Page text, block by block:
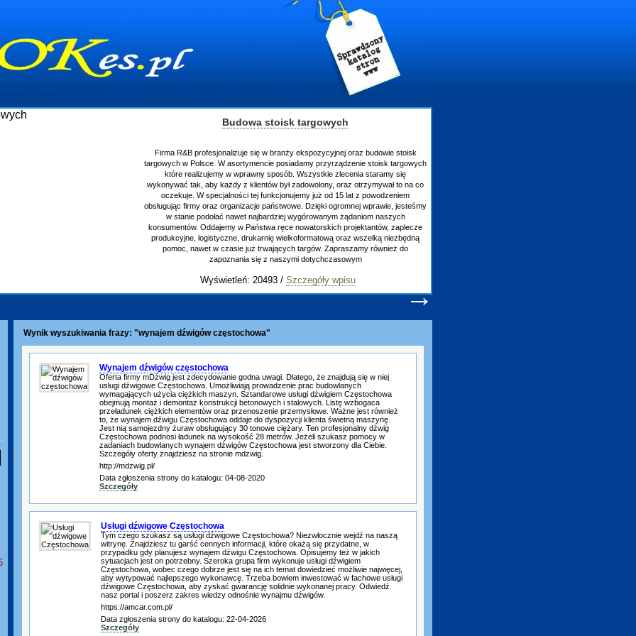
Budowa stoisk targowych
Firma R&B profesjonalizuje się w branży ekspozycyjnej oraz budowie stoisk
targowych w Polsce. W asortymencie posiadamy przyrządzenie stoisk targowych
które realizujemy w wprawny sposób. Wszystkie zlecenia staramy się
wykonywać tak, aby każdy z klientów był zadowolony, oraz otrzymywał to na co
oczekuje. W specjalności tej funkcjonujemy już od 15 lat z powodzeniem
obsługując firmy oraz organizacje państwowe. Dzięki ogromnej wprawie, jesteśmy
w stanie podołać nawet najbardziej wygórowanym żądaniom naszych
konsumentów. Oddajemy w Państwa ręce nowatorskich projektantów, zaplecze
produkcyjne, logistyczne, drukarnię wielkoformatową oraz wszelką niezbędną
pomoc, nawet w czasie już trwających targów. Zapraszamy również do
zapoznania się z naszymi dotychczasowym
Wyświetleń: 20493 / Szczegóły wpisu
→
Wynik wyszukiwania frazy: "wynajem dźwigów częstochowa"
Wynajem dźwigów częstochowa
Oferta firmy mDźwig jest zdecydowanie godna uwagi. Dlatego, że znajdują się w niej
usługi dźwigowe Częstochowa. Umożliwiają prowadzenie prac budowlanych
wymagających użycia ciężkich maszyn. Sztandarowe usługi dźwigiem Częstochowa
obejmują montaż i demontaż konstrukcji betonowych i stalowych. Listę wzbogaca
przeładunek ciężkich elementów oraz przenoszenie przemysłowe. Ważne jest również
to, że wynajem dźwigu Częstochowa oddaje do dyspozycji klienta świetną maszynę.
Jest nią samojezdny żuraw obsługujący 30 tonowe ciężary. Ten profesjonalny dźwig
Częstochowa podnosi ładunek na wysokość 28 metrów. Jeżeli szukasz pomocy w
zadaniach budowlanych wynajem dźwigów Częstochowa jest stworzony dla Ciebie.
Szczegóły oferty znajdziesz na stronie mdzwig.
http://mdzwig.pl/
Data zgłoszenia strony do katalogu: 04-08-2020
Szczegóły
Usługi dźwigowe Częstochowa
Tym czego szukasz są usługi dźwigowe Częstochowa? Niezwłocznie wejdź na naszą
witrynę. Znajdziesz tu garść cennych informacji, które okażą się przydatne, w
przypadku gdy planujesz wynajem dźwigu Częstochowa. Opisujemy też w jakich
sytuacjach jest on potrzebny. Szeroka grupa firm wykonuje usługi dźwigiem
Częstochowa, wobec czego dobrze jest się na ich temat dowiedzieć możliwie najwięcej,
aby wytypować najlepszego wykonawcę. Trzeba bowiem inwestować w fachowe usługi
dźwigowe Częstochowa, aby zyskać gwarancję solidnie wykonanej pracy. Odwiedź
nasz portal i poszerz zakres wiedzy odnośnie wynajmu dźwigów.
https://amcar.com.pl/
Data zgłoszenia strony do katalogu: 22-04-2026
Szczegóły